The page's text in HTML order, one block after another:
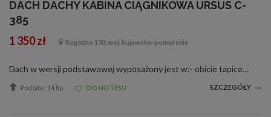
DACH DACHY KABINA CIĄGNIKOWA URSUS C-
385
1 350 zł Rogóźno 130, woj. kujawsko-pomorskie
Dach w wersji podstawowej wyposażony jest w:- obicie tapicerskie z wygłuszającą pianką- uszczelki- dachy są impregnowane podkładem i pokrywane lakierem z palety RAL. - wymiary wewnętrzne szer. 125cm/dł. 147cm - wysokość dachu bez szyberdachu...
Podbite: 14 lip DO NOTESU SZCZEGÓŁY